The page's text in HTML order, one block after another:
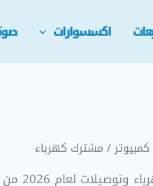
اكسسوارات
/ مشترك كهرباء